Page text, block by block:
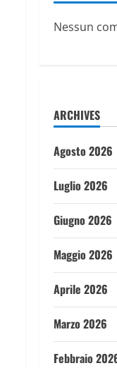
Nessun
ARCHIVES
Agosto 2026
Luglio 2026
Giugno 2026
Maggio 2026
Aprile 2026
Marzo 2026
Febbraio